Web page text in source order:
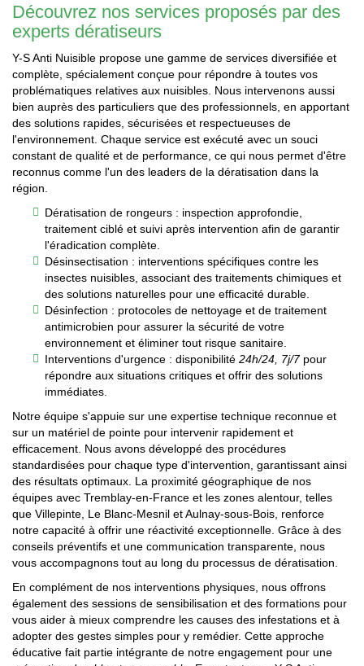
Découvrez nos services proposés par des
experts dératiseurs
Y-S Anti Nuisible propose une gamme de services diversifiée et
complète, spécialement conçue pour répondre à toutes vos
problématiques relatives aux nuisibles. Nous intervenons aussi
bien auprès des particuliers que des professionnels, en apportant
des solutions rapides, sécurisées et respectueuses de
l'environnement. Chaque service est exécuté avec un souci
constant de qualité et de performance, ce qui nous permet d'être
reconnus comme l'un des leaders de la dératisation dans la
région.
Dératisation de rongeurs : inspection approfondie,
traitement ciblé et suivi après intervention afin de garantir
l'éradication complète.
Désinsectisation : interventions spécifiques contre les
insectes nuisibles, associant des traitements chimiques et
des solutions naturelles pour une efficacité durable.
Désinfection : protocoles de nettoyage et de traitement
antimicrobien pour assurer la sécurité de votre
environnement et éliminer tout risque sanitaire.
Interventions d'urgence : disponibilité 24h/24, 7j/7pour
répondre aux situations critiques et offrir des solutions
immédiates.
Notre équipe s'appuie sur une expertise technique reconnue et
sur un matériel de pointe pour intervenir rapidement et
efficacement. Nous avons développé des procédures
standardisées pour chaque type d'intervention, garantissant ainsi
des résultats optimaux. La proximité géographique de nos
équipes avec Tremblay-en-France et les zones alentour, telles
que Villepinte, Le Blanc-Mesnil et Aulnay-sous-Bois, renforce
notre capacité à offrir une réactivité exceptionnelle. Grâce à des
conseils préventifs et une communication transparente, nous
vous accompagnons tout au long du processus de dératisation.
En complément de nos interventions physiques, nous offrons
également des sessions de sensibilisation et des formations pour
vous aider à mieux comprendre les causes des infestations et à
adopter des gestes simples pour y remédier. Cette approche
éducative fait partie intégrante de notre engagement pour une